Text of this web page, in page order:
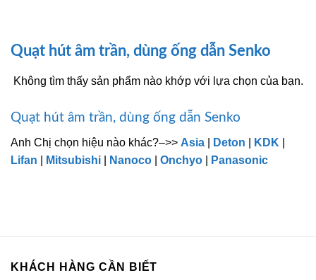
Quạt hút âm trần, dùng ống dẫn Senko
Không tìm thấy sản phẩm nào khớp với lựa chọn của bạn.
Quạt hút âm trần, dùng ống dẫn Senko
Anh Chị chọn hiệu nào khác?–>> Asia Deton KDK
Lifan
Mitsubishi Nanoco Onchyo Panasonic
KHÁCH HÀNG CẦN BIẾT